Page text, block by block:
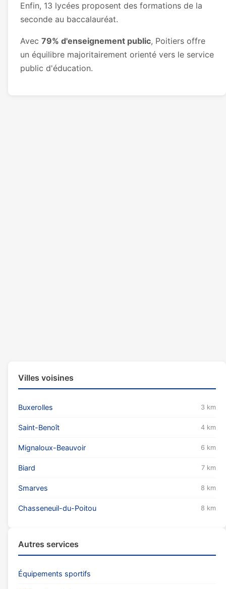
Enfin, 13 lycées proposent des formations de la
seconde au baccalauréat.
Avec 79% d'enseignement public, Poitiers offre
un équilibre majoritairement orienté vers le service
public d'éducation.
Villes voisines
Buxerolles 3 km
Saint-Benoît 4 km
Mignaloux-Beauvoir 6 km
Biard 7 km
Smarves 8 km
Chasseneuil-du-Poitou 8 km
Autres services
Équipements sportifs